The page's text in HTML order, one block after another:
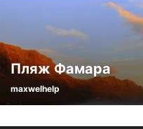
Пляж Фамара
maxwelhelp